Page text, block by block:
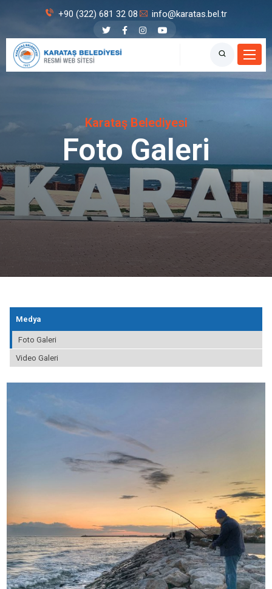
+90 (322) 681 32 08 info@karatas.bel.tr
Karataş Belediyesi
Foto Galeri
Medya
Foto Galeri
Video Galeri